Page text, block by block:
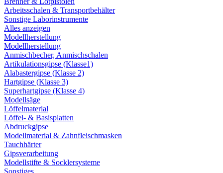
Arbeitsschalen & Transportbehälter
Sonstige Laborinstrumente
Alles anzeigen
Modellherstellung
Modellherstellung
Anmischbecher, Anmischschalen
Artikulationsgipse (Klasse1)
Alabastergipse (Klasse 2)
Hartgipse (Klasse 3)
Superhartgipse (Klasse 4)
Modellsäge
Löffelmaterial
Löffel- & Basisplatten
Abdruckgipse
Modellmaterial & Zahnfleischmasken
Tauchhärter
Gipsverarbeitung
Modellstifte & Socklersysteme
Sonstiges